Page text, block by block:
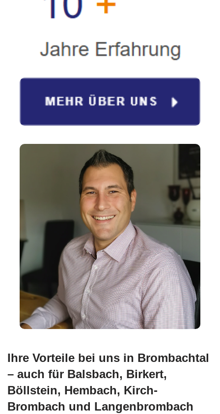
Ihre Vorteile bei uns in Brombachtal
– auch für Balsbach, Birkert,
Böllstein, Hembach, Kirch-
Brombach und Langenbrombach